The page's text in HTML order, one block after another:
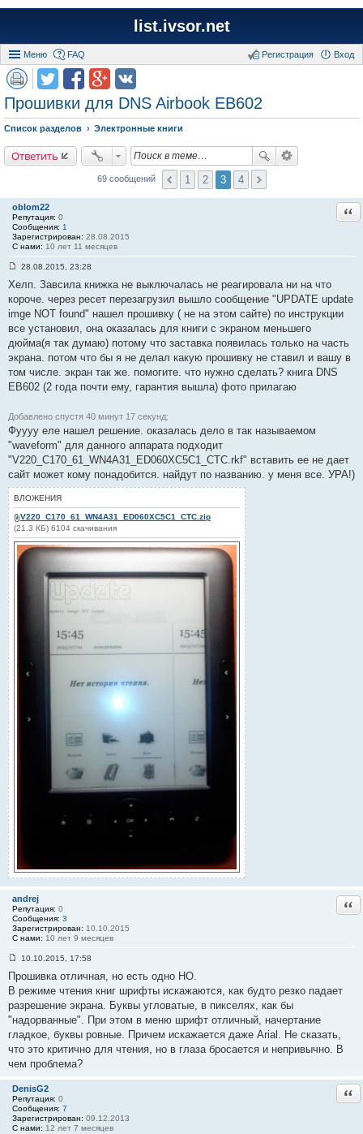
list.ivsor.net
Меню FAQ Вход
Регистрация
Прошивки для DNS Airbook EB602
Список разделов Электронные книги
Ответить
69 сообщений 1 2 3 4
oblom22
Репутация: 0
Сообщения: 1
Зарегистрирован: 28.08.2015
С нами: 10 лет 11 месяцев
о
б
щ
е
н
и
#
4
1
28.08.2015, 23:28
Хелп. Завсила книжка не выключалась не реагировала ни на что
короче. через ресет перезагрузил вышло сообщение "UPDATE update
imge NOT found" нашел прошивку ( не на этом сайте) по инструкции
все установил, она оказалась для книги с экраном меньшего
дюйма(я так думаю) потому что заставка появилась только на часть
экрана. потом что бы я не делал какую прошивку не ставил и вашу в
том числе. экран так же. помогите. что нужно сделать? книга DNS
EB602 (2 года почти ему, гарантия вышла) фото прилагаю
Добавлено спустя 40 минут 17 секунд:
Фуууу еле нашел решение. оказалась дело в так называемом
"waveform" для данного аппарата подходит
"V220_C170_61_WN4A31_ED060XC5C1_CTC.rkf" вставить ее не дает
сайт может кому понадобится. найдут по названию. у меня все. УРА!)
ВЛОЖЕНИЯ
V220_C170_61_WN4A31_ED060XC5C1_CTC.zip
(21.3 КБ) 6104 скачивания
andrej
Репутация: 0
Сообщения: 3
Зарегистрирован: 10.10.2015
С нами: 10 лет 9 месяцев
о
б
щ
н
и
#
4
10.10.2015, 17:58
Прошивка отличная, но есть одно НО.
В режиме чтения книг шрифты искажаются, как будто резко падает
разрешение экрана. Буквы угловатые, в пикселях, как бы
"надорванные". При этом в меню шрифт отличный, начертание
гладкое, буквы ровные. Причем искажается даже Arial. Не сказать,
что это критично для чтения, но в глаза бросается и непривычно. В
чем проблема?
DenisG2
Репутация: 0
Сообщения: 7
Зарегистрирован: 09.12.2013
С нами: 12 лет 7 месяцев